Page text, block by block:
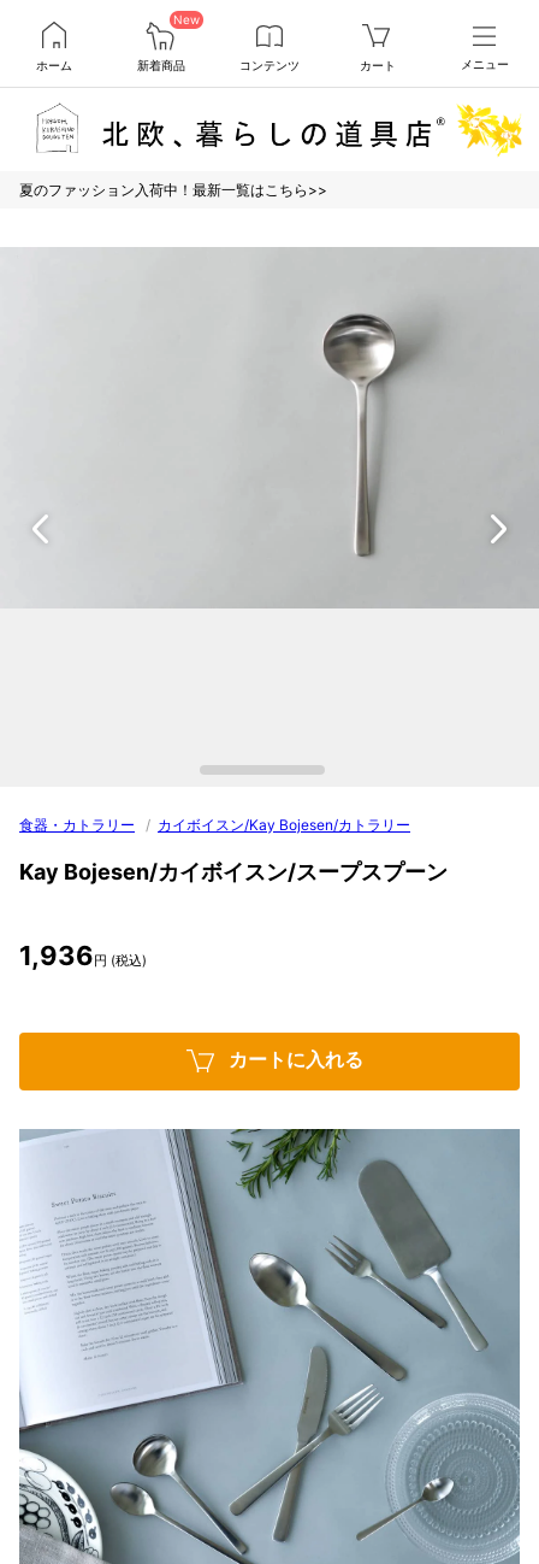
ホーム
New
新着商品 コンテンツ カート メニュー
夏のファッション入荷中！最新一覧はこちら>>
食器・カトラリー / カイボイスン/Kay Bojesen/カトラリー
Kay Bojesen/カイボイスン/スープスプーン
1,936円 (税込)
カートに入れる